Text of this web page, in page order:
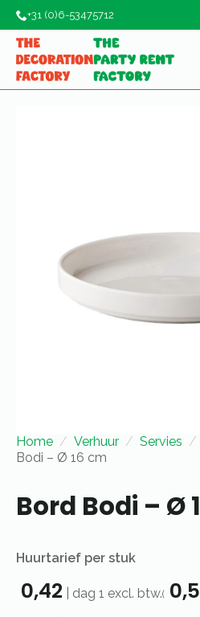
+31 (0)6-53475712
Home Verhuur Servies
Bodi – Ø 16 cm
Bord Bodi – Ø
Huurtarief per stuk
0,42 dag 1 excl. btw.(